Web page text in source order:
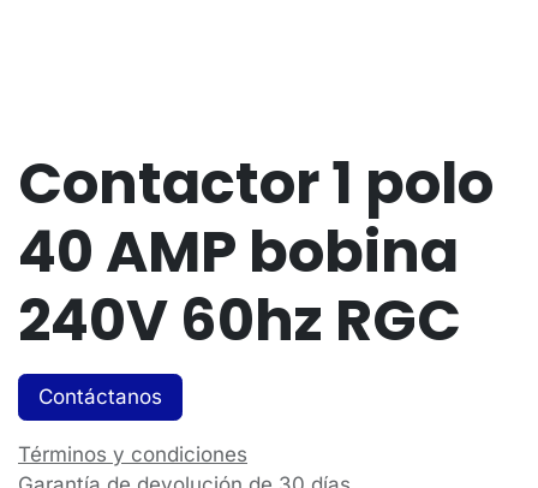
Contactor 1 polo
40 AMP bobina
240V 60hz RGC
Contáctanos
Términos y condiciones